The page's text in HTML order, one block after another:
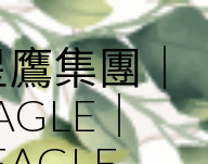
集團｜
｜